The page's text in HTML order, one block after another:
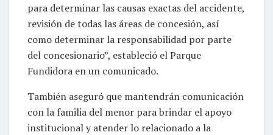
para determinar las causas exactas del accidente,
revisión de todas las áreas de concesión, así
como determinar la responsabilidad por parte
del concesionario”, estableció el Parque
Fundidora en un comunicado.
También aseguró que mantendrán comunicación
con la familia del menor para brindar el apoyo
institucional y atender lo relacionado a la